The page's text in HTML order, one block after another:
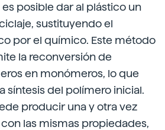
posible dar al plástico un
sustituyendo el
por el químico. Este método
la reconversión de
en monómeros, lo que
síntesis del polímero inicial.
producir una y otra vez
las mismas propiedades,